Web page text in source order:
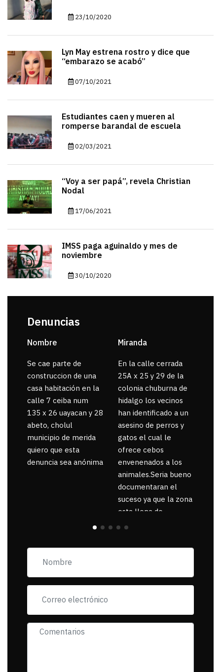
23/10/2020
Lyn May estrena rostro y dice que
“embarazo se acabó”
07/10/2021
Estudiantes caen y mueren al
romperse barandal de escuela
02/03/2021
“Voy a ser papá”, revela Christian
Nodal
17/06/2021
IMSS paga aguinaldo y mes de
noviembre
30/10/2020
Denuncias
Nombre
Se cae parte de
construccion de una
casa habitación en la
calle 7 ceiba num
135 x 26 uayacan y 28
abeto, cholul
municipio de merida
quiero que esta
denuncia sea anónima
Miranda
En la calle cerrada
25A x 25 y 29 de la
colonia chuburna de
hidalgo los vecinos
han identificado a un
asesino de perros y
gatos el cual le
ofrece cebos
envenenados a los
animales.Seria bueno
documentaran el
suceso ya que la zona
esta llena de
pancartas de
exigiendo al asesino
muerta.